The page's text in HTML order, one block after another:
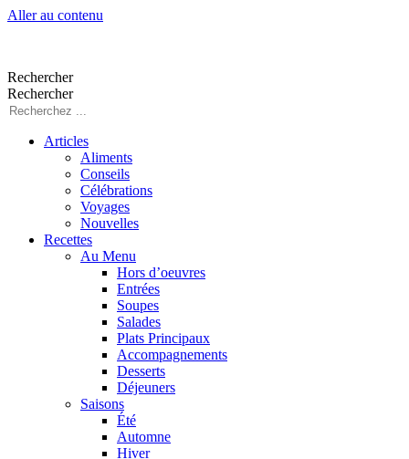
Aller au contenu
Rechercher
Rechercher
Articles
Aliments
Conseils
Célébrations
Voyages
Nouvelles
Recettes
Au Menu
Hors d’oeuvres
Entrées
Soupes
Salades
Plats Principaux
Accompagnements
Desserts
Déjeuners
Saisons
Été
Automne
Hiver